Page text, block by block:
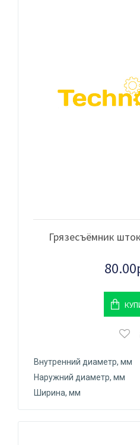
Грязесъёмник
Внутренний диаметр, мм
Наружний диаметр, мм
Ширина, мм